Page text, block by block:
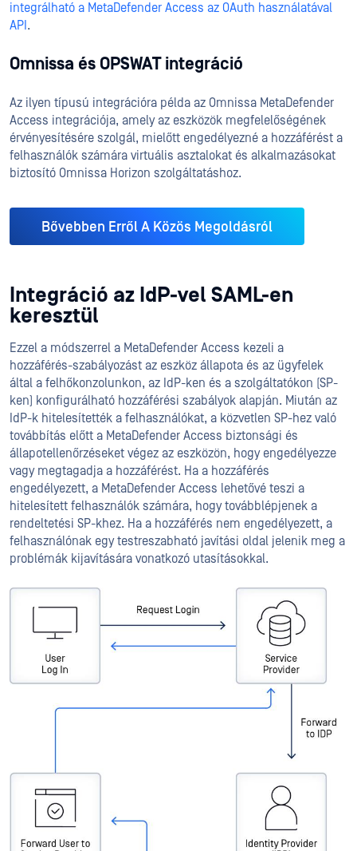
integrálható a MetaDefender Access az OAuth használatával
API .
Omnissa és OPSWAT integráció
Az ilyen típusú integrációra példa az Omnissa MetaDefender
Access integrációja, amely az eszközök megfelelőségének
érvényesítésére szolgál, mielőtt engedélyezné a hozzáférést a
felhasználók számára virtuális asztalokat és alkalmazásokat
biztosító Omnissa Horizon szolgáltatáshoz.
Bővebben Erről A Közös Megoldásról
Integráció az IdP-vel SAML-en
keresztül
Ezzel a módszerrel a MetaDefender Access kezeli a
hozzáférés-szabályozást az eszköz állapota és az ügyfelek
által a felhőkonzolunkon, az IdP-ken és a szolgáltatókon (SP-
ken) konfigurálható hozzáférési szabályok alapján. Miután az
IdP-k hitelesítették a felhasználókat, a közvetlen SP-hez való
továbbítás előtt a MetaDefender Access biztonsági és
állapotellenőrzéseket végez az eszközön, hogy engedélyezze
vagy megtagadja a hozzáférést. Ha a hozzáférés
engedélyezett, a MetaDefender Access lehetővé teszi a
hitelesített felhasználók számára, hogy továbblépjenek a
rendeltetési SP-khez. Ha a hozzáférés nem engedélyezett, a
felhasználónak egy testreszabható javítási oldal jelenik meg a
problémák kijavítására vonatkozó utasításokkal.